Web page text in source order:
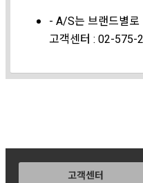
- A/S는 브랜드별로
고객센터 : 02-575-
고객센터